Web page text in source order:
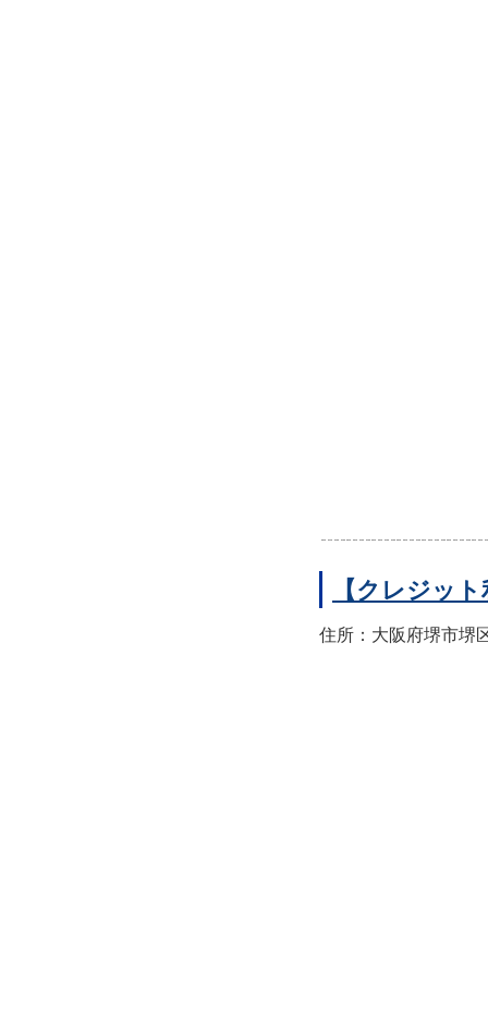
【クレジッ
住所：大阪府堺市堺